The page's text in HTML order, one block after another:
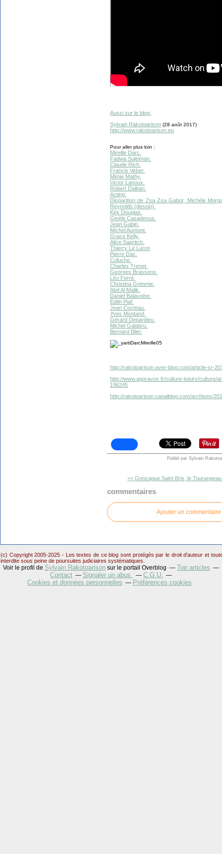
Aussi sur le blog.
Sylvain Rakotoarison (28 août 2017)
http://www.rakotoarison.eu
Pour aller plus loin :
Mireille Darc.
Fadwa Suleiman.
Claude Rich.
Francis Veber.
Mimie Mathy.
Victor Lanoux.
Robert Dalban.
Acting.
Disparition de Zsa Zsa Gabor, Michèle
Reynolds (dessin).
Kirk Douglas.
Gisèle Casadesus.
Jean Gabin.
Michel Aumont.
Grace Kelly.
Alice Sapritch.
Thierry Le Luron
Pierre Dac.
Coluche.
Charles Trenet.
Georges Brassens.
Léo Ferré.
Christina Grimmie.
Abd Al Malik.
Daniel Balavoine.
Édith Piaf.
Jean Cocteau.
Yves Montand.
Gérard Depardieu.
Michel Galabru.
Bernard Blier.
http://rakotoarison.over-blog.com/article-sr-
http://www.agoravox.fr/culture-loisirs/culture/
196245
http://rakotoarison.canalblog.com/archives/
Publié par Sylvain
<< Gonzague Saint Bris, le
commentaires
Ajouter un commentaire
(c) Copyright 2005-2025 - Les textes de ce blog sont protégés par le droit d'auteur et
interdite sous peine de poursuites judiciaires systématiques.
Voir le profil de Sylvain Rakotoarison sur le portail Overblog
Top articles
Contact
Signaler un abus
C.G.U.
Cookies et données personnelles
Préférences cookies